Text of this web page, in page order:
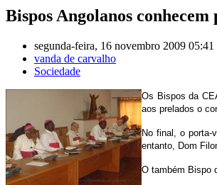
Bispos Angolanos
segunda-feira, 16 novembro 2009 05:41
vanda de carvalho
Sociedade
Os Bispos da
aos prelados o
No final, o porta-
entanto, Dom
O também Bispo